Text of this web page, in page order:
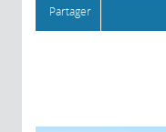
Partager